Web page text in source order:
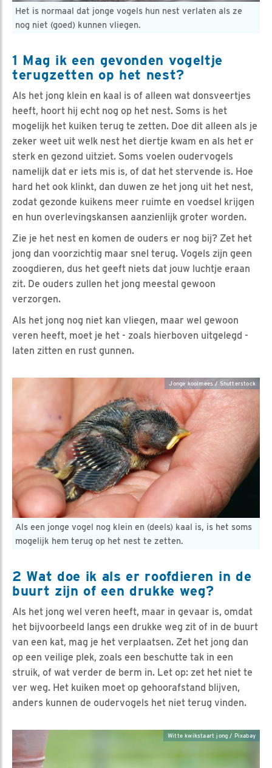
Het is normaal dat jonge vogels hun nest verlaten als ze
nog niet (goed) kunnen vliegen.
1 Mag ik een gevonden vogeltje
terugzetten op het nest?
Als het jong klein en kaal is of alleen wat donsveertjes
heeft, hoort hij echt nog op het nest. Soms is het
mogelijk het kuiken terug te zetten. Doe dit alleen als je
zeker weet uit welk nest het diertje kwam en als het er
sterk en gezond uitziet. Soms voelen oudervogels
namelijk dat er iets mis is, of dat het stervende is. Hoe
hard het ook klinkt, dan duwen ze het jong uit het nest,
zodat gezonde kuikens meer ruimte en voedsel krijgen
en hun overlevingskansen aanzienlijk groter worden.
Zie je het nest en komen de ouders er nog bij? Zet het
jong dan voorzichtig maar snel terug. Vogels zijn geen
zoogdieren, dus het geeft niets dat jouw luchtje eraan
zit. De ouders zullen het jong meestal gewoon
verzorgen.
Als het jong nog niet kan vliegen, maar wel gewoon
veren heeft, moet je het - zoals hierboven uitgelegd -
laten zitten en rust gunnen.
Als een jonge vogel nog klein en (deels) kaal is, is het soms
mogelijk hem terug op het nest te zetten.
Jonge koolmees / Shutterstock
2 Wat doe ik als er roofdieren in de
buurt zijn of een drukke weg?
Als het jong wel veren heeft, maar in gevaar is, omdat
het bijvoorbeeld langs een drukke weg zit of in de buurt
van een kat, mag je het verplaatsen. Zet het jong dan
op een veilige plek, zoals een beschutte tak in een
struik, of wat verder de berm in. Let op: zet het niet te
ver weg. Het kuiken moet op gehoorafstand blijven,
anders kunnen de oudervogels het niet terug vinden.
Witte kwikstaart jong / Pixabay